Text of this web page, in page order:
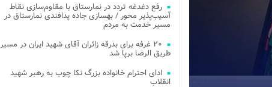
رفع دغدغه تردد در نمارستاق با مقاوم‌سازی نقاط
آسیب‌پذیر محور / بهسازی جاده پدافندی نمارستاق در
مسیر خدمت به مردم
۲۰ غرفه برای بدرقه زائران آقای شهید ایران در مسیر
طریق الرضا برپا شد
ادای احترام خانواده بزرگ نکا چوب به رهبر شهید
انقلاب